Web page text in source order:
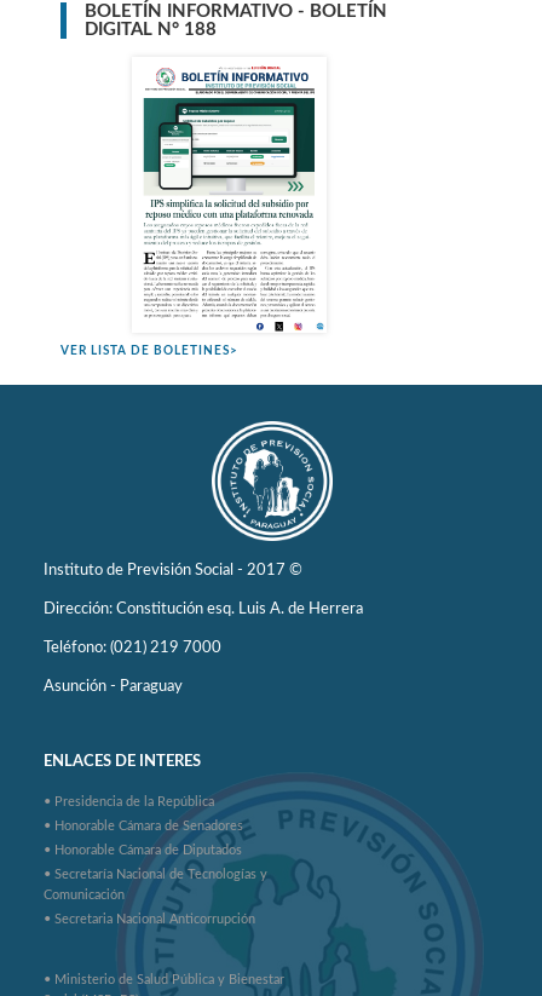
BOLETÍN INFORMATIVO - BOLETÍN
DIGITAL N° 188
VER LISTA DE BOLETINES>
Instituto de Previsión Social - 2017 ©
Dirección: Constitución esq. Luis A. de Herrera
Teléfono: (021) 219 7000
Asunción - Paraguay
ENLACES DE INTERES
• Presidencia de la República
• Honorable Cámara de Senadores
• Honorable Cámara de Diputados
• Secretaría Nacional de Tecnologías y
Comunicación
• Secretaria Nacional Anticorrupción
• Ministerio de Salud Pública y Bienestar